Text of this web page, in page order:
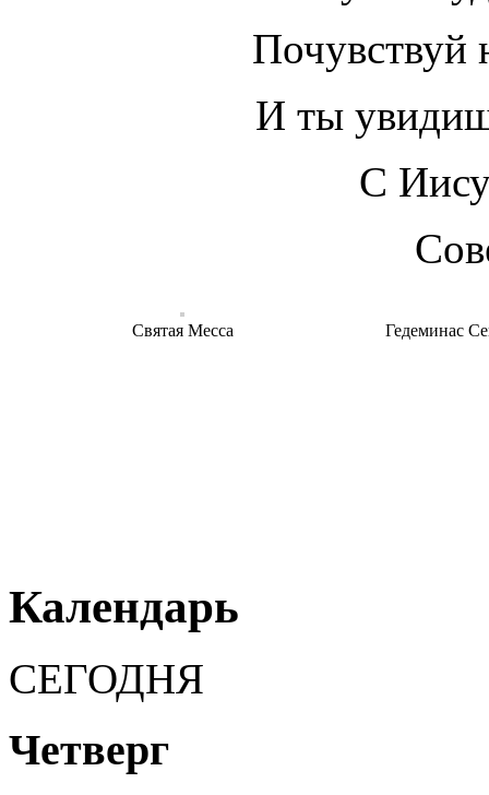
Почувствуй
И ты
С
Святая Месса Гедеминас
Календарь
СЕГОДНЯ
Четверг